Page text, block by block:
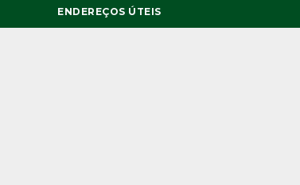
ENDEREÇOS ÚTEIS